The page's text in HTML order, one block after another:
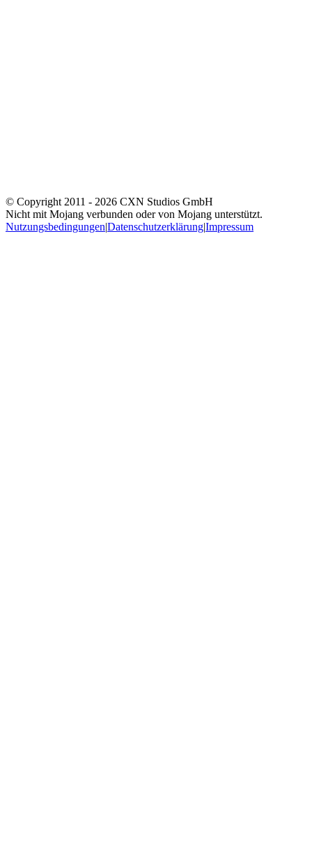
© Copyright 2011 - 2026 CXN Studios GmbH
Nicht mit Mojang verbunden oder von Mojang unterstützt.
Nutzungsbedingungen|Datenschutzerklärung|Impressum